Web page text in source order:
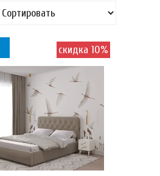
скидка 10%